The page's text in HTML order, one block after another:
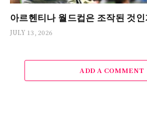
아르헨티나 월드컵은 조작된 것인
JULY 13, 2026
ADD A COMMENT